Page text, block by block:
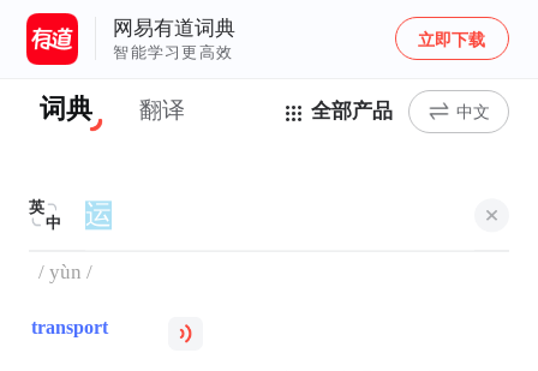
网易有道词典
智能学习更高效
立即下载
词典 翻译 全部产品 中文
英
中
/ yùn /
transport